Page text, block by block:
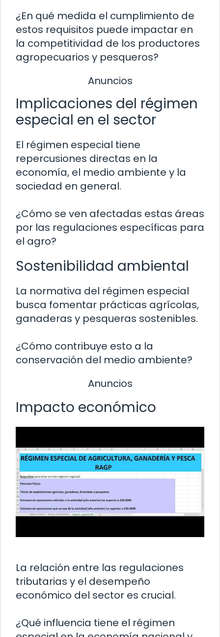
¿En qué medida el cumplimiento de
estos requisitos puede impactar en
la competitividad de los productores
agropecuarios y pesqueros?
Anuncios
Implicaciones del régimen
especial en el sector
El régimen especial tiene
repercusiones directas en la
economía, el medio ambiente y la
sociedad en general.
¿Cómo se ven afectadas estas áreas
por las regulaciones específicas para
el agro?
Sostenibilidad ambiental
La normativa del régimen especial
busca fomentar prácticas agrícolas,
ganaderas y pesqueras sostenibles.
¿Cómo contribuye esto a la
conservación del medio ambiente?
Anuncios
Impacto económico
La relación entre las regulaciones
tributarias y el desempeño
económico del sector es crucial.
¿Qué influencia tiene el régimen